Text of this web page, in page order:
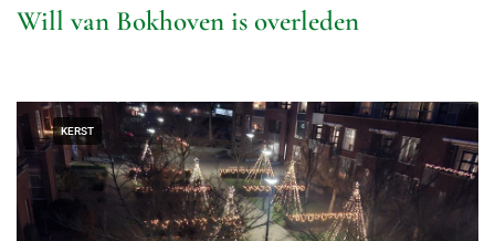
Will van Bokhoven is overleden
KERST